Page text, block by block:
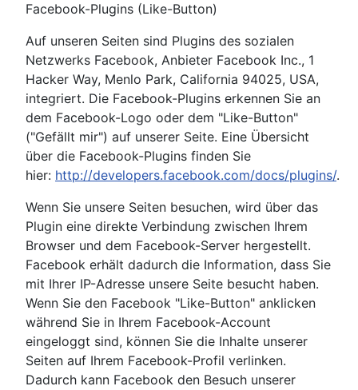
Facebook-Plugins (Like-Button)
Auf unseren Seiten sind Plugins des sozialen
Netzwerks Facebook, Anbieter Facebook Inc., 1
Hacker Way, Menlo Park, California 94025, USA,
integriert. Die Facebook-Plugins erkennen Sie an
dem Facebook-Logo oder dem "Like-Button"
("Gefällt mir") auf unserer Seite. Eine Übersicht
über die Facebook-Plugins finden Sie
hier: http://developers.facebook.com/docs/plugins/.
Wenn Sie unsere Seiten besuchen, wird über das
Plugin eine direkte Verbindung zwischen Ihrem
Browser und dem Facebook-Server hergestellt.
Facebook erhält dadurch die Information, dass Sie
mit Ihrer IP-Adresse unsere Seite besucht haben.
Wenn Sie den Facebook "Like-Button" anklicken
während Sie in Ihrem Facebook-Account
eingeloggt sind, können Sie die Inhalte unserer
Seiten auf Ihrem Facebook-Profil verlinken.
Dadurch kann Facebook den Besuch unserer